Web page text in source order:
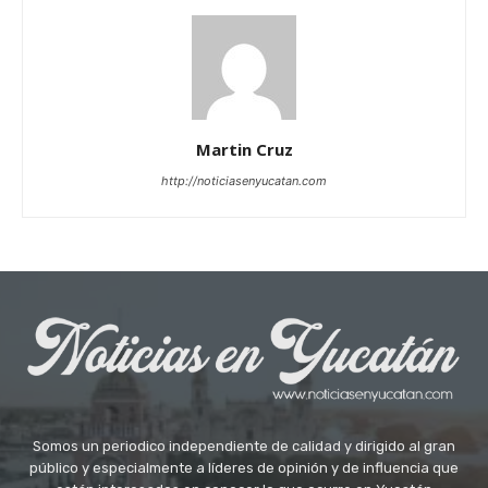
Martin Cruz
http://noticiasenyucatan.com
Somos un periodico independiente de calidad y dirigido al gran
público y especialmente a líderes de opinión y de influencia que